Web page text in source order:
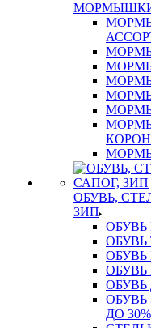
ОБУВЬ,
ЗИП
ОБУВЬ
ОБУВЬ
ОБУВЬ
ДО